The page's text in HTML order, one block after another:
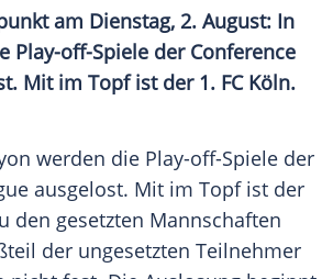
am Dienstag, 2. August: In
Play-off-Spiele der Conference
Mit im Topf ist der 1. FC Köln.
werden die Play-off-Spiele der
ausgelost. Mit im Topf ist der
den gesetzten Mannschaften
der ungesetzten Teilnehmer